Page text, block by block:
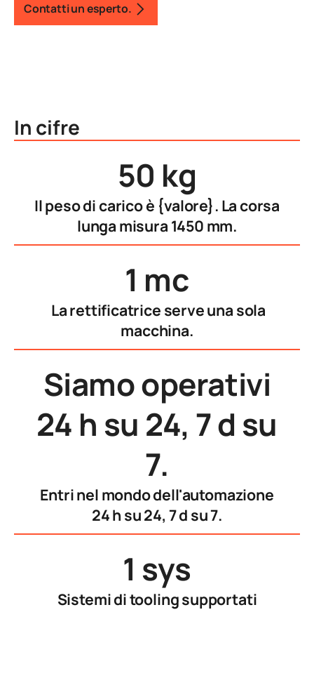
Contatti un esperto.
In cifre
50 kg
Il peso di carico è {valore}. La corsa
lunga misura 1450 mm.
1 mc
La rettificatrice serve una sola
macchina.
Siamo operativi
24 h su 24, 7 d su
7.
Entri nel mondo dell'automazione
24 h su 24, 7 d su 7.
1 sys
Sistemi di tooling supportati